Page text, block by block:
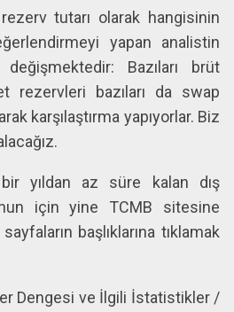
tutarı olarak hangisinin
yapan analistin
değişmektedir: Bazıları brüt
rezervleri bazıları da swap
karşılaştırma yapıyorlar. Biz
yıldan az süre kalan dış
için yine TCMB sitesine
başlıklarına tıklamak
Dengesi ve İlgili İstatistikler /